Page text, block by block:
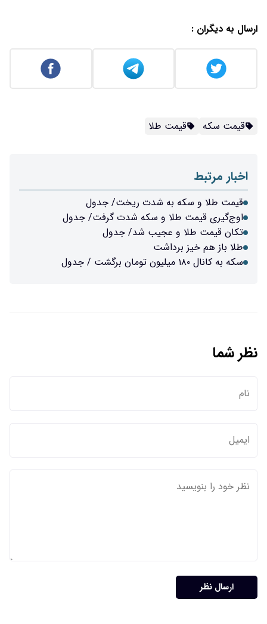
ارسال به دیگران :
قیمت سکه قیمت طلا
اخبار مرتبط
قیمت طلا و سکه به شدت ریخت/ جدول
اوج‌گیری قیمت طلا و سکه شدت گرفت/ جدول
تکان قیمت طلا و عجیب شد/ جدول
طلا باز هم خیز برداشت
سکه به کانال ۱۸۰ میلیون تومان برگشت / جدول
نظر شما
ارسال نظر